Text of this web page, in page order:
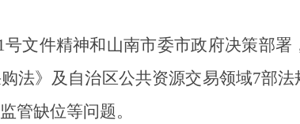
号文件精神和山南市委市政府决策部署
法》及自治区公共资源交易领域7部法
管缺位等问题。